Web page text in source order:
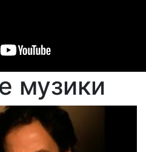
музики